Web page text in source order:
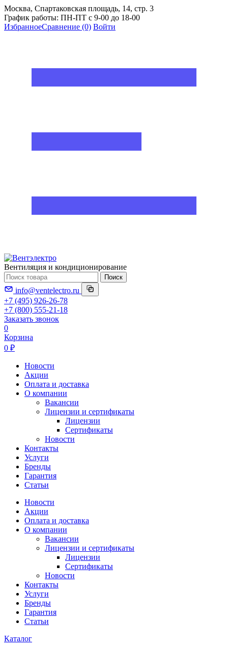
Москва, Спартаковская площадь, 14, стр. 3
График работы: ПН-ПТ с 9-00 до 18-00
ИзбранноеСравнение (0) Войти
Вентиляция и кондиционирование
Поиск
info@ventelectro.ru
+7 (495) 926-26-78
+7 (800) 555-21-18
Заказать звонок
0
Корзина
0 ₽
Новости
Акции
Оплата и доставка
О компании
Вакансии
Лицензии и сертификаты
Лицензии
Сертификаты
Новости
Контакты
Услуги
Бренды
Гарантия
Статьи
Новости
Акции
Оплата и доставка
О компании
Вакансии
Лицензии и сертификаты
Лицензии
Сертификаты
Новости
Контакты
Услуги
Бренды
Гарантия
Статьи
Каталог